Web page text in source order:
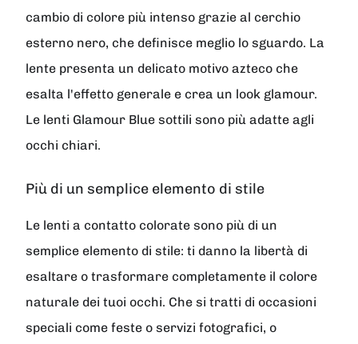
cambio di colore più intenso grazie al cerchio
esterno nero, che definisce meglio lo sguardo. La
lente presenta un delicato motivo azteco che
esalta l'effetto generale e crea un look glamour.
Le lenti Glamour Blue sottili sono più adatte agli
occhi chiari.
Più di un semplice elemento di stile
Le lenti a contatto colorate sono più di un
semplice elemento di stile: ti danno la libertà di
esaltare o trasformare completamente il colore
naturale dei tuoi occhi. Che si tratti di occasioni
speciali come feste o servizi fotografici, o